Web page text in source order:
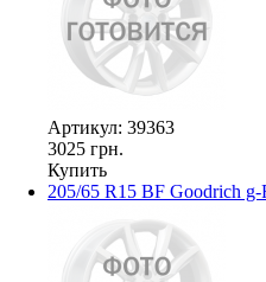
Артикул: 39363
3025 грн.
Купить
205/65 R15 BF Goodrich